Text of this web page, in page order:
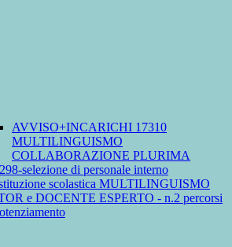
AVVISO+INCARICHI 17310
MULTILINGUISMO
COLLABORAZIONE PLURIMA
selezione di personale interno
scolastica MULTILINGUISMO
e DOCENTE ESPERTO - n.2 percorsi